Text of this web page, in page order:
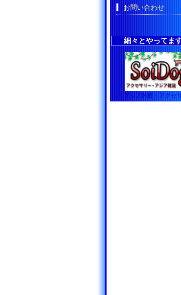
お問い合わせ
細々とやってま
アジア雑貨・アクセ